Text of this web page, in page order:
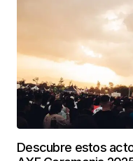
Descubre estos